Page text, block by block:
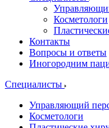
Косметологи
Контакты
Вопросы и ответы
Иногородним
Специалисты
Управляющий
Косметологи